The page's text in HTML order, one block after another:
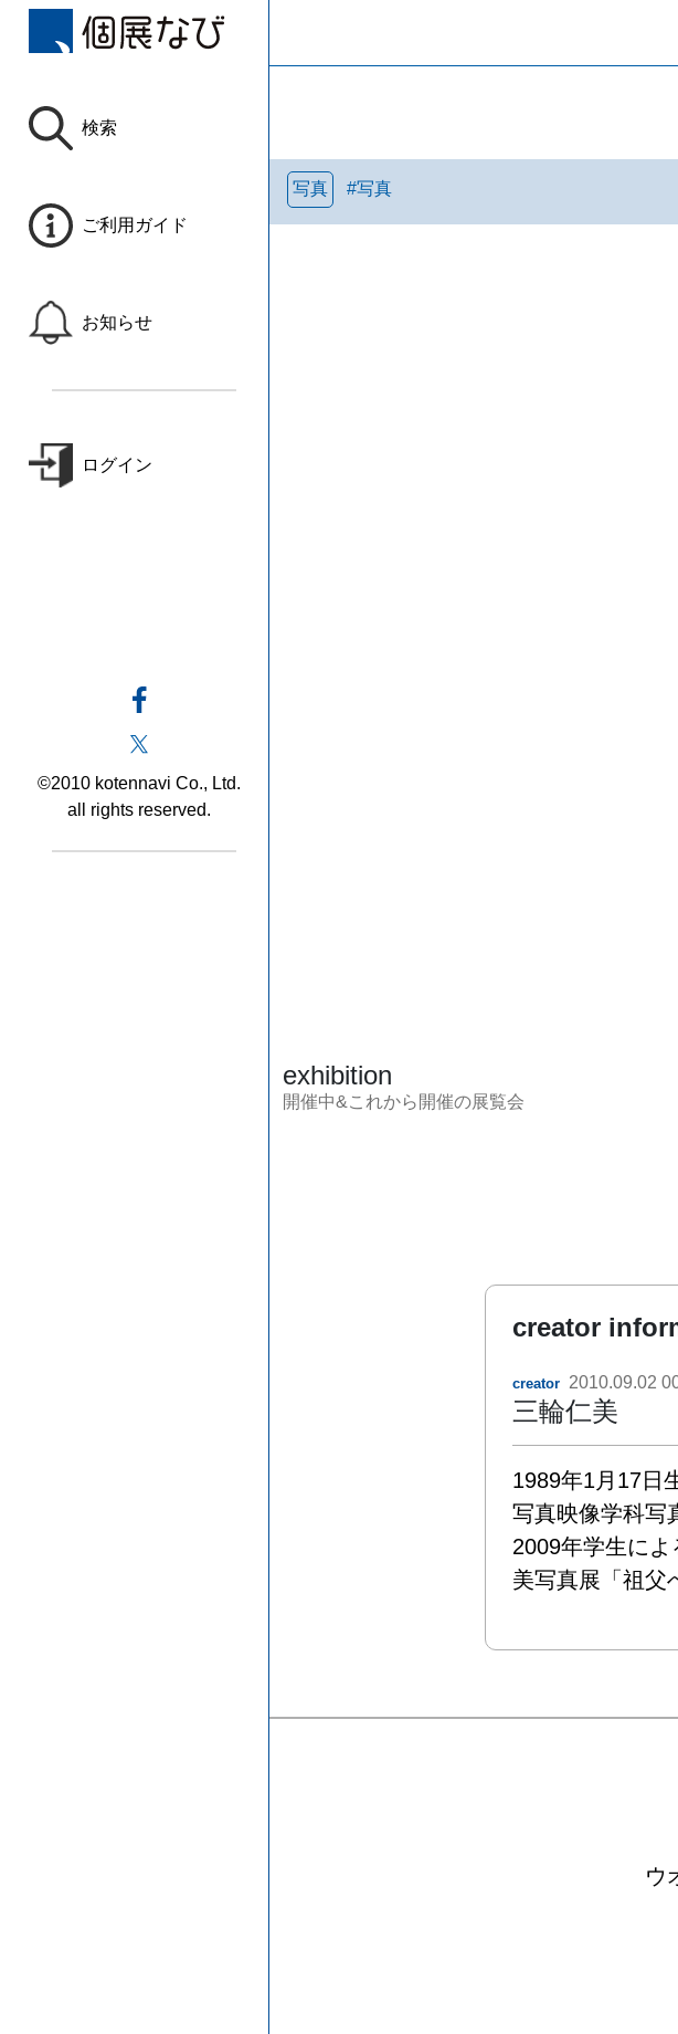
検索
ご利用ガイド
お知らせ
ログイン
©2010 kotennavi Co., Ltd.
all rights reserved.
写真 #写真
exhibition
開催中&これから開催の展覧会
creator
creator 2010.09.02
三輪仁美
1989年1月17日
写真映像学科写
2009年学生に
美写真展「祖父
ウ